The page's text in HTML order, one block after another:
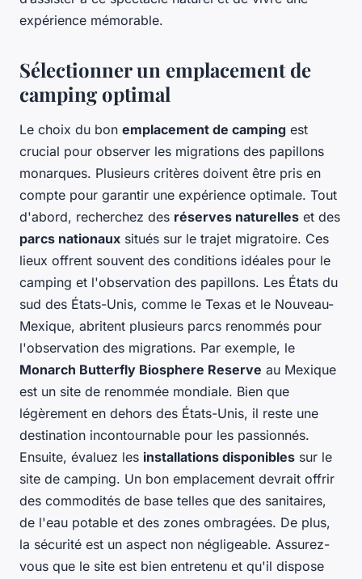
expérience mémorable.
Sélectionner un emplacement de
camping optimal
Le choix du bon emplacement de camping est
crucial pour observer les migrations des papillons
monarques. Plusieurs critères doivent être pris en
compte pour garantir une expérience optimale. Tout
d'abord, recherchez des réserves naturelles et des
parcs nationaux situés sur le trajet migratoire. Ces
lieux offrent souvent des conditions idéales pour le
camping et l'observation des papillons. Les États du
sud des États-Unis, comme le Texas et le Nouveau-
Mexique, abritent plusieurs parcs renommés pour
l'observation des migrations. Par exemple, le
Monarch Butterfly Biosphere Reserve au Mexique
est un site de renommée mondiale. Bien que
légèrement en dehors des États-Unis, il reste une
destination incontournable pour les passionnés.
Ensuite, évaluez les installations disponibles sur le
site de camping. Un bon emplacement devrait offrir
des commodités de base telles que des sanitaires,
de l'eau potable et des zones ombragées. De plus,
la sécurité est un aspect non négligeable. Assurez-
vous que le site est bien entretenu et qu'il dispose